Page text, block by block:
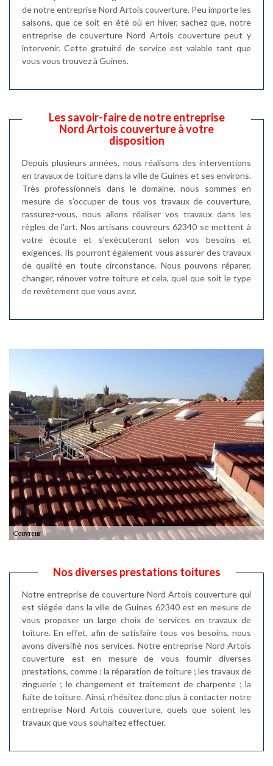
de notre entreprise Nord Artois couverture. Peu importe les
saisons, que ce soit en été où en hiver, sachez que, notre
entreprise de couverture Nord Artois couverture peut y
intervenir. Cette gratuité de service est valable tant que
vous vous trouvez à Guines.
Les savoir-faire de notre entreprise
Nord Artois couverture à votre
disposition
Depuis plusieurs années, nous réalisons des interventions
en travaux de toiture dans la ville de Guines et ses environs.
Très professionnels dans le domaine, nous sommes en
mesure de s’occuper de tous vos travaux de couverture,
rassurez-vous, nous allons réaliser vos travaux dans les
règles de l’art. Nos artisans couvreurs 62340 se mettent à
votre écoute et s’exécuteront selon vos besoins et
exigences. Ils pourront également vous assurer des travaux
de qualité en toute circonstance. Nous pouvons réparer,
changer, rénover votre toiture et cela, quel que soit le type
de revêtement que vous avez.
Nos diverses prestations toitures
Notre entreprise de couverture Nord Artois couverture qui
est siégée dans la ville de Guines 62340 est en mesure de
vous proposer un large choix de services en travaux de
toiture. En effet, afin de satisfaire tous vos besoins, nous
avons diversifié nos services. Notre entreprise Nord Artois
couverture est en mesure de vous fournir diverses
prestations, comme : la réparation de toiture ; les travaux de
zinguerie ; le changement et traitement de charpente ; la
fuite de toiture. Ainsi, n’hésitez donc plus à contacter notre
entreprise Nord Artois couverture, quels que soient les
travaux que vous souhaitez effectuer.